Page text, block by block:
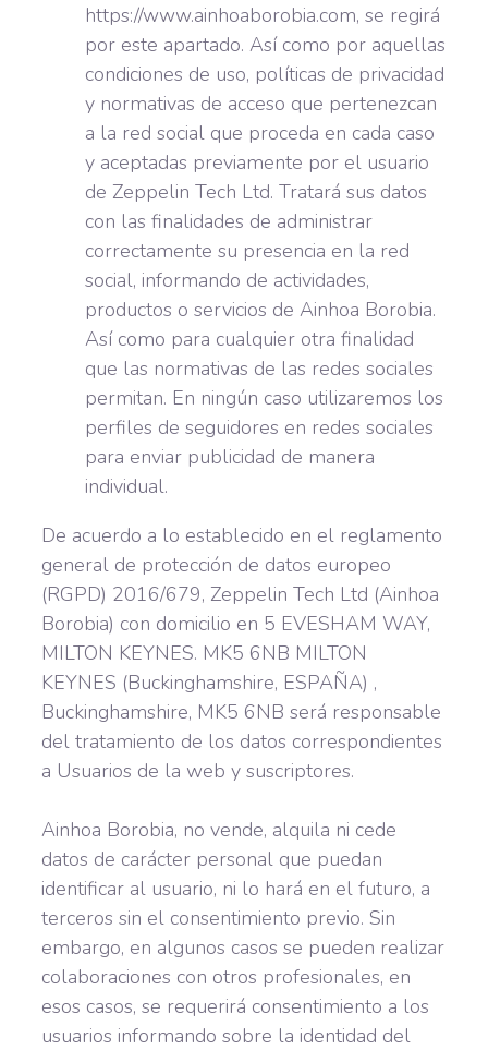
https://www.ainhoaborobia.com, se regirá
por este apartado. Así como por aquellas
condiciones de uso, políticas de privacidad
y normativas de acceso que pertenezcan
a la red social que proceda en cada caso
y aceptadas previamente por el usuario
de Zeppelin Tech Ltd. Tratará sus datos
con las finalidades de administrar
correctamente su presencia en la red
social, informando de actividades,
productos o servicios de Ainhoa Borobia.
Así como para cualquier otra finalidad
que las normativas de las redes sociales
permitan. En ningún caso utilizaremos los
perfiles de seguidores en redes sociales
para enviar publicidad de manera
individual.
De acuerdo a lo establecido en el reglamento
general de protección de datos europeo
(RGPD) 2016/679, Zeppelin Tech Ltd (Ainhoa
Borobia) con domicilio en 5 EVESHAM WAY,
MILTON KEYNES. MK5 6NB MILTON
KEYNES (Buckinghamshire, ESPAÑA) ,
Buckinghamshire, MK5 6NB será responsable
del tratamiento de los datos correspondientes
a Usuarios de la web y suscriptores.
Ainhoa Borobia, no vende, alquila ni cede
datos de carácter personal que puedan
identificar al usuario, ni lo hará en el futuro, a
terceros sin el consentimiento previo. Sin
embargo, en algunos casos se pueden realizar
colaboraciones con otros profesionales, en
esos casos, se requerirá consentimiento a los
usuarios informando sobre la identidad del